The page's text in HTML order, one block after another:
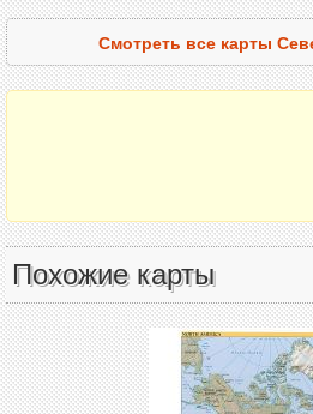
Смотреть все карты
Похожие карты